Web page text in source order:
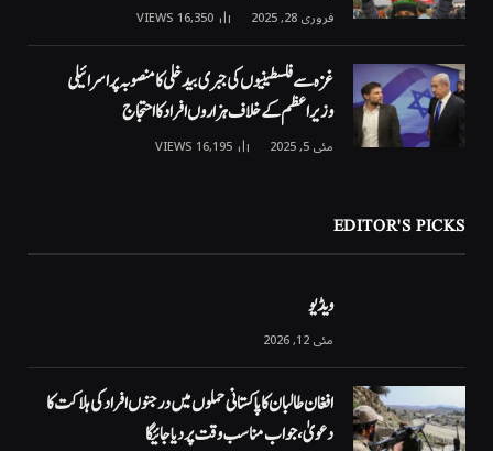
فروری 28, 2025 16,350
VIEWS
غزہ سے فلسطینیوں کی جبری بیدخلی کا منصوبہ پر اسرائیلی
وزیراعظم کے خلاف ہزاروں افراد کا احتجاج
مئی 5, 2025 16,195
VIEWS
EDITOR'S PICKS
ویڈیو
مئی 12, 2026
افغان طالبان کا پاکستانی حملوں میں درجنوں افراد کی ہلاکت کا
دعویٰ، جواب مناسب وقت پر دیا جائیگا